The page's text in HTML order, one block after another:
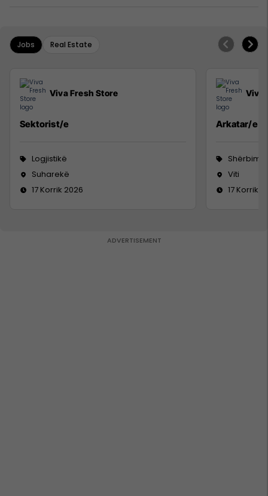
Jobs Real Estate
Viva Fresh Store
Sektorist/e
Logjistikë
Suharekë
17 Korrik 2026
Viva
Arkatar/e
Viti
17 Korrik